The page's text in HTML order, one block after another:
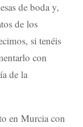
de boda y,
de los
si tenéis
con
de la
en Murcia con